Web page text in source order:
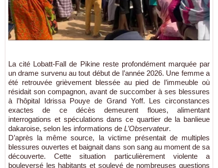
La cité Lobatt-Fall de Pikine reste profondément marquée par
un drame survenu au tout début de l’année 2026. Une femme a
été retrouvée grièvement blessée au pied de l’immeuble où
résidait son compagnon, avant de succomber à ses blessures
à l’hôpital Idrissa Pouye de Grand Yoff. Les circonstances
exactes de ce décès demeurent floues, alimentant
interrogations et spéculations dans ce quartier de la banlieue
dakaroise, selon les informations de L’Observateur.
D’après la même source, la victime présentait de multiples
blessures ouvertes et baignait dans son sang au moment de sa
découverte. Cette situation particulièrement violente a
bouleversé les habitants et soulevé de nombreuses questions